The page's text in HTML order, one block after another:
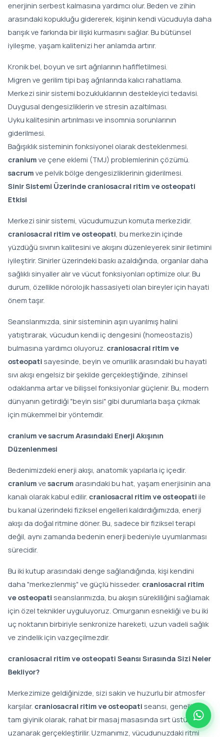
enerjinin serbest kalmasına yardımcı olur. Beden ve zihin
arasındaki kopukluğu gidererek, kişinin kendi vücuduyla daha
barışık ve farkında bir ilişki kurmasını sağlar. Bu bütünsel
iyileşme, yaşam kalitenizi her anlamda artırır.
Kronik bel, boyun ve sırt ağrılarının hafifletilmesi.
Migren ve gerilim tipi baş ağrılarında kalıcı rahatlama.
Merkezi sinir sistemi bozukluklarının destekleyici tedavisi.
Duygusal dengesizliklerin ve stresin azaltılması.
Uyku kalitesinin artırılması ve insomnia sorunlarının
giderilmesi.
Bağışıklık sisteminin fonksiyonel olarak desteklenmesi.
cranium ve çene eklemi (TMJ) problemlerinin çözümü.
sacrum ve pelvik bölge dengesizliklerinin giderilmesi.
Sinir Sistemi Üzerinde craniosacral ritim ve osteopati
Etkisi
Merkezi sinir sistemi, vücudumuzun komuta merkezidir.
craniosacral ritim ve osteopati, bu merkezin içinde
yüzdüğü sıvının kalitesini ve akışını düzenleyerek sinir iletimini
iyileştirir. Sinirler üzerindeki baskı azaldığında, organlar daha
sağlıklı sinyaller alır ve vücut fonksiyonları optimize olur. Bu
durum, özellikle nörolojik hassasiyeti olan bireyler için hayati
önem taşır.
Seanslarımızda, sinir sisteminin aşırı uyarılmış halini
yatıştırarak, vücudun kendi iç dengesini (homeostazis)
bulmasına yardımcı oluyoruz. craniosacral ritim ve
osteopati sayesinde, beyin ve omurilik arasındaki bu hayati
sıvı akışı engelsiz bir şekilde gerçekleştiğinde, zihinsel
odaklanma artar ve bilişsel fonksiyonlar güçlenir. Bu, modern
dünyanın getirdiği "beyin sisi" gibi durumlarla başa çıkmak
için mükemmel bir yöntemdir.
cranium ve sacrum Arasındaki Enerji Akışının
Düzenlenmesi
Bedenimizdeki enerji akışı, anatomik yapılarla iç içedir.
cranium ve sacrum arasındaki bu hat, yaşam enerjisinin ana
kanalı olarak kabul edilir. craniosacral ritim ve osteopati ile
bu kanal üzerindeki fiziksel engelleri kaldırdığımızda, enerji
akışı da doğal ritmine döner. Bu, sadece bir fiziksel terapi
değil, aynı zamanda bedenin enerji bedeniyle uyumlanması
sürecidir.
Bu iki kutup arasındaki denge sağlandığında, kişi kendini
daha "merkezlenmiş" ve güçlü hisseder. craniosacral ritim
ve osteopati seanslarımızda, bu akışın sürekliliğini sağlamak
için özel teknikler uyguluyoruz. Omurganın esnekliği ve bu iki
uç noktanın birbiriyle senkronize hareketi, uzun vadeli sağlık
ve zindelik için vazgeçilmezdir.
craniosacral ritim ve osteopati Seansı Sırasında Sizi Neler
Bekliyor?
Merkezimize geldiğinizde, sizi sakin ve huzurlu bir atmosfer
karşılar. craniosacral ritim ve osteopati seansı, genellikle
tam giyinik olarak, rahat bir masaj masasında sırt üstü
uzanarak gerçekleştirilir. Uzmanımız, vücudunuzdaki ritmi